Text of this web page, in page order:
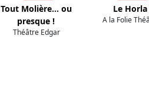
Tout Molière... ou
presque !
Théâtre Edgar
Le Horla
A la Folie